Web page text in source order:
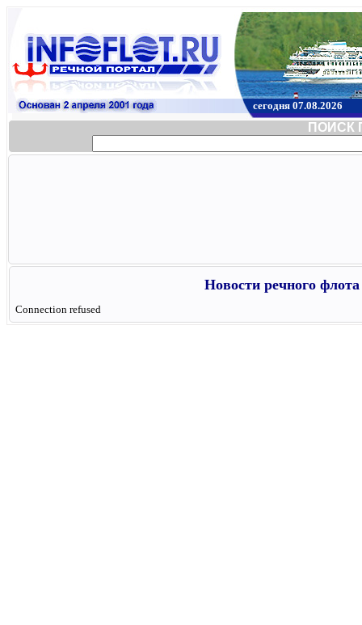
сегодня 07.08.2026
ПОИСК
Новости речного
Connection refused